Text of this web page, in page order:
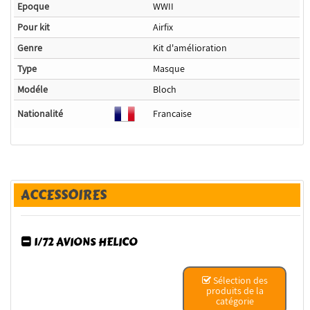
Epoque
WWII
Pour kit
Airfix
Genre
Kit d'amélioration
Type
Masque
Modéle
Bloch
Nationalité
Francaise
ACCESSOIRES
1/72 AVIONS HELICO
Sélection des
produits de la
catégorie